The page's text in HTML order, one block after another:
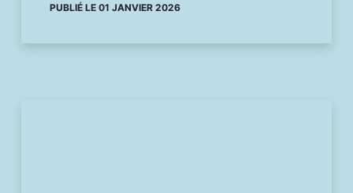
PUBLIÉ LE 01 JANVIER 2026